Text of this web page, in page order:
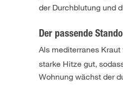
der Durchblutung und
Der passende
Als mediterranes
starke Hitze gut,
Wohnung wächst der